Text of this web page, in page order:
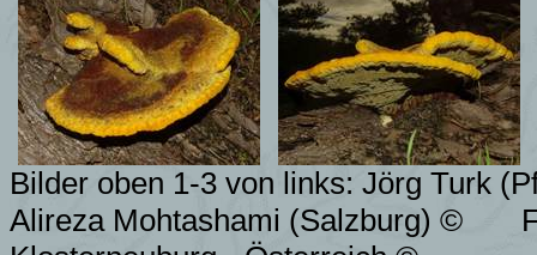
Bilder oben 1-3 von links: Jörg Turk
Alireza Mohtashami (Salzburg) ©